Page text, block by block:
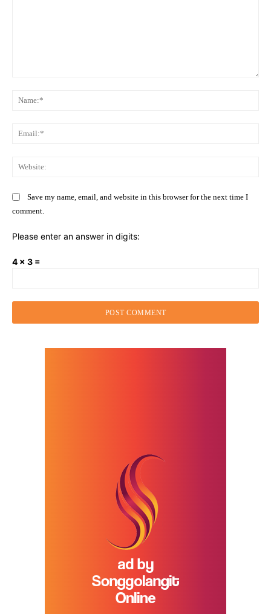
Save my name, email, and website in this browser for the next time I
comment.
Please enter an answer in digits:
4 × 3 =